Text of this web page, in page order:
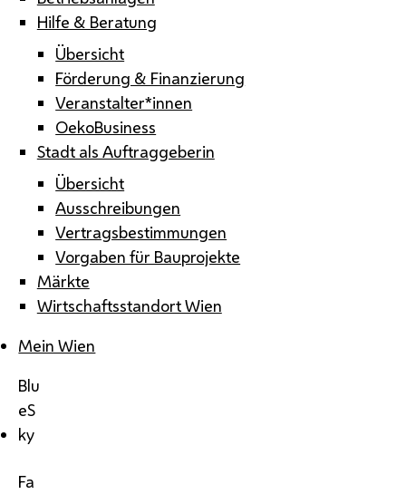
Hilfe & Beratung
Übersicht
Förderung & Finanzierung
Veranstalter*innen
OekoBusiness
Stadt als Auftraggeberin
Übersicht
Ausschreibungen
Vertragsbestimmungen
Vorgaben für Bauprojekte
Märkte
Wirtschaftsstandort Wien
Mein Wien
Blu
eS
ky
Fa